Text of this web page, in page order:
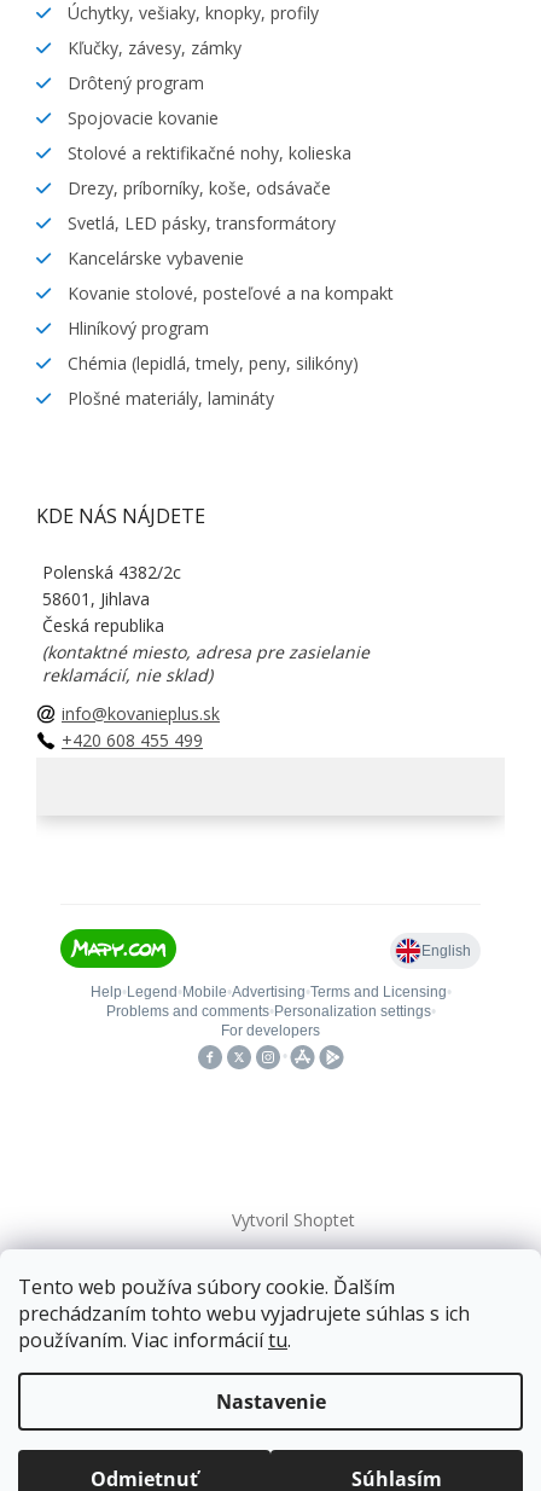
Tento web používa súbory cookie. Ďalším
prechádzaním tohto webu vyjadrujete súhlas s ich
používaním. Viac informáciítu.
Nastavenie
Odmietnuť Súhlasím
Doprava zadarmopre balíkové zásielky v hodnote
nad120 EUR*.
Balíky zasielame už od4 EUR.
ZRÝCHĽUJEME.
Úchytky, vešiaky, knopky, profily
Kľučky, závesy, zámky
Drôtený program
Spojovacie kovanie
Stolové a rektifikačné nohy, kolieska
Drezy, príborníky, koše, odsávače
Svetlá, LED pásky, transformátory
Kancelárske vybavenie
Kovanie stolové, posteľové a na kompakt
Hliníkový program
Chémia (lepidlá, tmely, peny, silikóny)
Plošné materiály, lamináty
KDE NÁS NÁJDETE
Polenská 4382/2c
58601, Jihlava
Česká republika
(kontaktné miesto, adresa pre zasielanie
reklamácií, nie sklad)
info@kovanieplus.sk
+420 608 455 499
Vytvoril Shoptet
Copyright 2026kovanieplus. Všetky práva vyhradené.